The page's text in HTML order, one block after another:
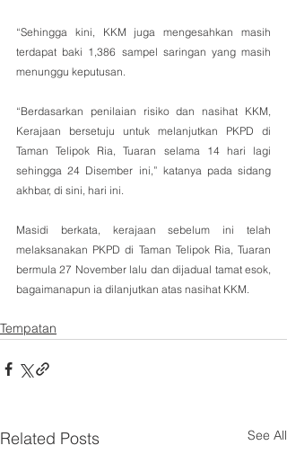
“Sehingga kini, KKM juga mengesahkan masih
terdapat baki 1,386 sampel saringan yang masih
menunggu keputusan.
“Berdasarkan penilaian risiko dan nasihat KKM,
Kerajaan bersetuju untuk melanjutkan PKPD di
Taman Telipok Ria, Tuaran selama 14 hari lagi
sehingga 24 Disember ini,” katanya pada sidang
akhbar, di sini, hari ini.
Masidi berkata, kerajaan sebelum ini telah
melaksanakan PKPD di Taman Telipok Ria, Tuaran
bermula 27 November lalu dan dijadual tamat esok,
bagaimanapun ia dilanjutkan atas nasihat KKM.
Tempatan
Related Posts See All